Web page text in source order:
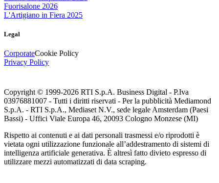
Fuorisalone 2026
L'Artigiano in Fiera 2025
Legal
CorporateCookie Policy
Privacy Policy
Copyright © 1999-2026 RTI S.p.A. Business Digital - P.Iva
03976881007 - Tutti i diritti riservati - Per la pubblicità Mediamond
S.p.A. - RTI S.p.A., Mediaset N.V., sede legale Amsterdam (Paesi
Bassi) - Uffici Viale Europa 46, 20093 Cologno Monzese (MI)
Rispetto ai contenuti e ai dati personali trasmessi e/o riprodotti è
vietata ogni utilizzazione funzionale all’addestramento di sistemi di
intelligenza artificiale generativa. È altresì fatto divieto espresso di
utilizzare mezzi automatizzati di data scraping.